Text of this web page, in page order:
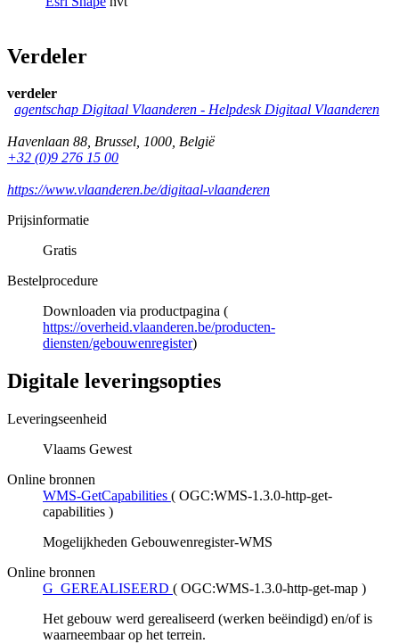
Verdeler
verdeler
agentschap Digitaal Vlaanderen - Helpdesk Digitaal Vlaanderen
Havenlaan 88, Brussel, 1000, België
+32 (0)9 276 15 00
https://www.vlaanderen.be/digitaal-vlaanderen
Prijsinformatie
Gratis
Bestelprocedure
Downloaden via productpagina (
https://overheid.vlaanderen.be/producten-
diensten/gebouwenregister)
Digitale leveringsopties
Leveringseenheid
Vlaams Gewest
Online bronnen
WMS-GetCapabilities ( OGC:WMS-1.3.0-http-get-
capabilities )
Mogelijkheden Gebouwenregister-WMS
Online bronnen
G_GEREALISEERD ( OGC:WMS-1.3.0-http-get-map )
Het gebouw werd gerealiseerd (werken beëindigd) en/of is
waarneembaar op het terrein.